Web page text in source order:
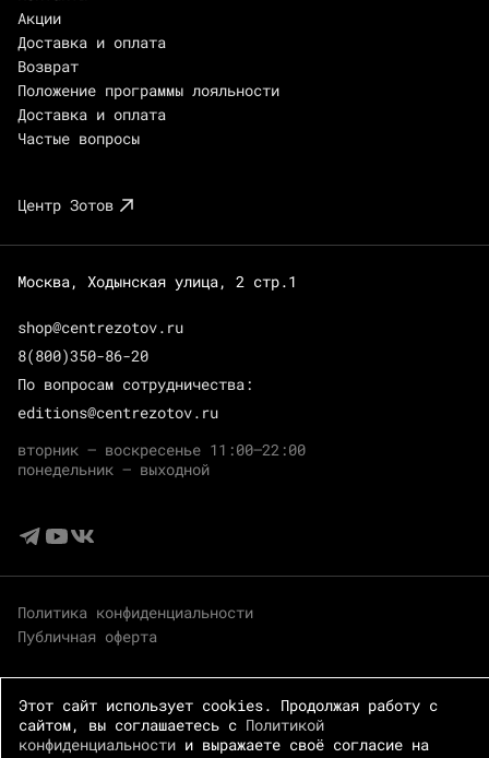
Акции
Доставка и оплата
Возврат
Положение программы лояльности
Доставка и оплата
Частые вопросы
Центр Зотов
Москва, Ходынская улица, 2 стр.1
shop@centrezotov.ru
8(800)350-86-20
По вопросам сотрудничества:
editions@centrezotov.ru
вторник — воскресенье 11:00–22:00
понедельник — выходной
Политика конфиденциальности
Публичная оферта
Этот сайт использует cookies. Продолжая работу с
сайтом, вы соглашаетесь с Политикой
конфиденциальности и выражаете своё согласие на